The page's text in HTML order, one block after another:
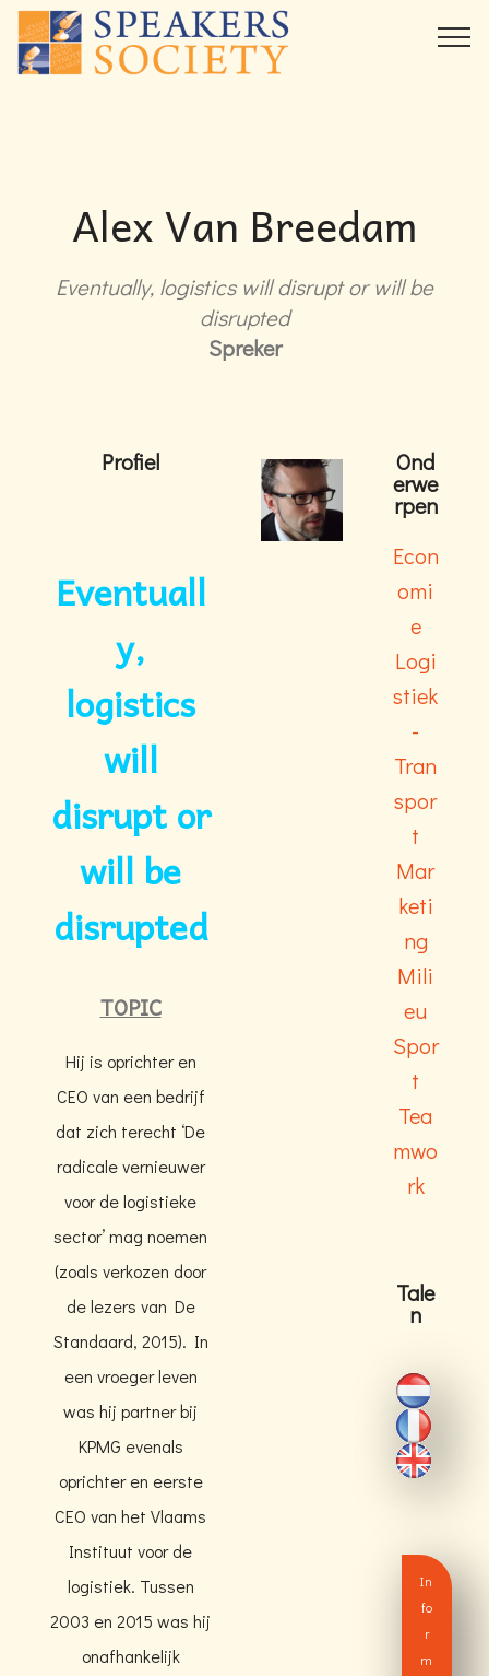
Alex Van Breedam
Eventually, logistics will disrupt or will be
disrupted
Spreker
Profiel
Eventuall
y,
logistics
will
disrupt or
will be
disrupted
TOPIC
Hij is oprichter en
CEO van een bedrijf
dat zich terecht ‘De
radicale vernieuwer
voor de logistieke
sector’ mag noemen
(zoals verkozen door
de lezers van De
Standaard, 2015). In
een vroeger leven
was hij partner bij
KPMG evenals
oprichter en eerste
CEO van het Vlaams
Instituut voor de
logistiek. Tussen
2003 en 2015 was hij
onafhankelijk
Ond
erwe
rpen
Econ
omi
e
Logi
stiek
-
Tran
spor
t
Mar
keti
ng
Mili
eu
Spor
t
Tea
mwo
rk
Tale
n
In
fo
r
m